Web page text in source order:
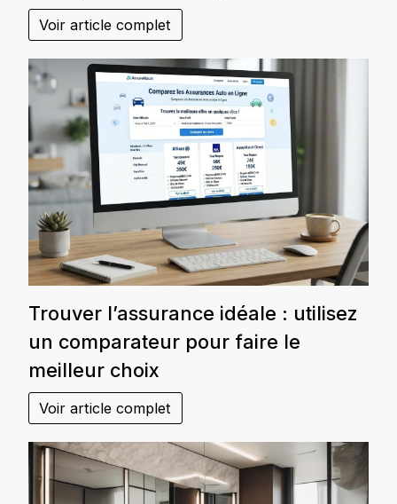
Voir article complet
Trouver l’assurance idéale : utilisez
un comparateur pour faire le
meilleur choix
Voir article complet